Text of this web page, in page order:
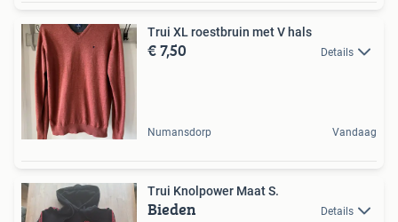
Trui XL roestbruin met V hals
€ 7,50 Details
Numansdorp Vandaag
Trui Knolpower Maat S.
Bieden Details